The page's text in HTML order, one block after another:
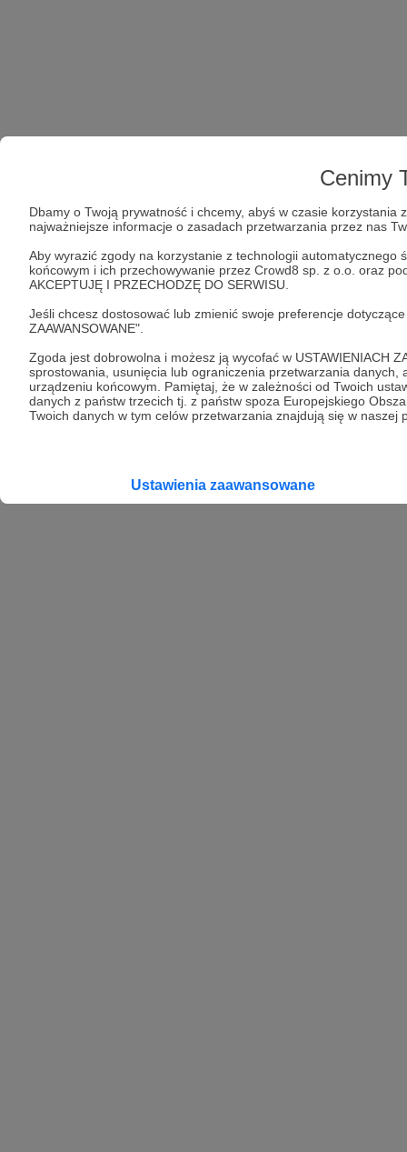
Cenimy
Dbamy o Twoją prywatność i chcemy, abyś w czasie korzystania
najważniejsze informacje o zasadach przetwarzania przez nas
Aby wyrazić zgody na korzystanie z technologii
końcowym i ich przechowywanie przez Crowd8 sp. z o.o. oraz
AKCEPTUJĘ I PRZECHODZĘ DO SERWISU.
Jeśli chcesz dostosować lub zmienić swoje preferencje
ZAAWANSOWANE".
Zgoda jest dobrowolna i możesz ją wycofać w USTAWIENIACH
sprostowania, usunięcia lub ograniczenia przetwarzania
urządzeniu końcowym. Pamiętaj, że w zależności od Twoich
danych z państw trzecich tj. z państw spoza Europejskiego
Twoich danych w tym celów przetwarzania znajdują się w naszej
Ustawienia zaawansowane